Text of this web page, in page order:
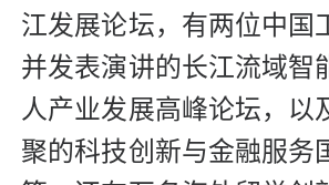
江发展论坛，有两位中国
并发表演讲的长江流域智
人产业发展高峰论坛，以
聚的科技创新与金融服务